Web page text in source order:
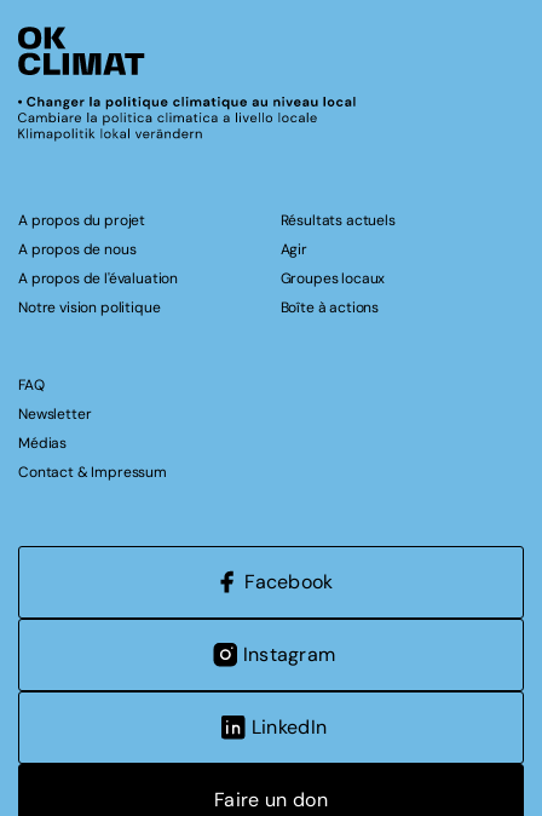
A propos du projet
A propos de nous
A propos de l'évaluation
Notre vision politique
Résultats actuels
Agir
Groupes locaux
Boîte à actions
FAQ
Newsletter
Médias
Contact & Impressum
Facebook
Instagram
LinkedIn
Faire un don